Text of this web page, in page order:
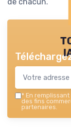
* En remplissant
des fins
partenaires.